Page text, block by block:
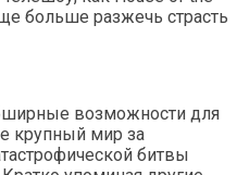
больше разжечь страсть
возможности для
крупный мир за
битвы